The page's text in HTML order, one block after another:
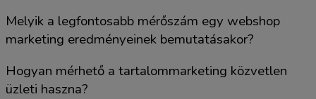
Melyik a legfontosabb mérőszám egy webshop
marketing eredményeinek bemutatásakor?
Hogyan mérhető a tartalommarketing közvetlen
üzleti haszna?